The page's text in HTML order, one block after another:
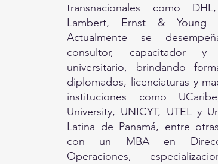
transnacionales como
Lambert, Ernst & Young
Actualmente se
consultor, capacitador y
universitario, brindando
diplomados, licenciaturas y
instituciones como
University, UNICYT, UTEL y
Latina de Panamá, entre
con un MBA en
Operaciones,